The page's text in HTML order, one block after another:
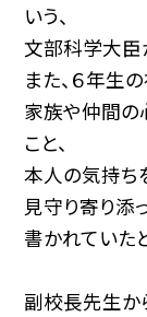
いう、
文部科学大臣
また、６年生
家族や仲間の
こと、
本人の気持ち
見守り寄り添
書かれていた
副校長先生か